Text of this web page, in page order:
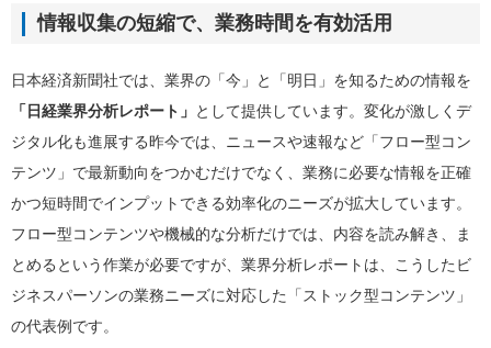
情報収集の短縮で、業務時間を有効活用
日本経済新聞社では、業界の「今」と「明日」を知るための情報を
「日経業界分析レポート」 として提供しています。変化が激しくデ
ジタル化も進展する昨今では、ニュースや速報など「フロー型コン
テンツ」で最新動向をつかむだけでなく、業務に必要な情報を正確
かつ短時間でインプットできる効率化のニーズが拡大しています。
フロー型コンテンツや機械的な分析だけでは、内容を読み解き、ま
とめるという作業が必要ですが、業界分析レポートは、こうしたビ
ジネスパーソンの業務ニーズに対応した「ストック型コンテンツ」
の代表例です。